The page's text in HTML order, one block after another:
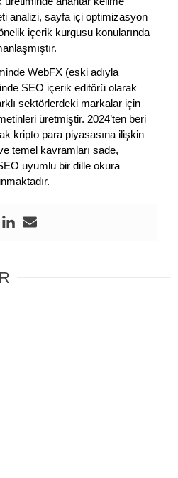
analizi, sayfa içi optimizasyon
içerik kurgusu konularında
WebFX (eski adıyla
SEO içerik editörü olarak
sektörlerdeki markalar için
üretmiştir. 2024’ten beri
kripto para piyasasına ilişkin
temel kavramları sade,
uyumlu bir dille okura